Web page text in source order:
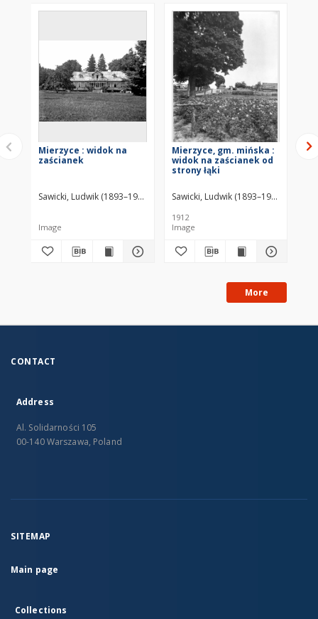
Mierzyce : widok na
zaścianek
Sawicki, Ludwik (1893–1972)
Image
Mierzyce, gm. mińska :
widok na zaścianek od
strony łąki
Sawicki, Ludwik (1893–1972)
1912
Image
More
CONTACT
Address
Al. Solidarności 105
00-140 Warszawa, Poland
SITEMAP
Main page
Collections